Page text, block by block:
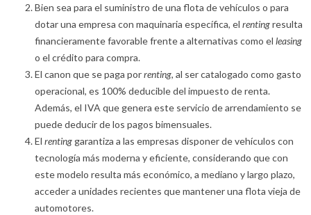
Bien sea para el suministro de una flota de vehículos o para
dotar una empresa con maquinaria específica, el rentingresulta
financieramente favorable frente a alternativas como el leasing
o el crédito para compra.
El canon que se paga porrenting, al ser catalogado como gasto
operacional, es 100% deducible del impuesto de renta.
Además, el IVA que genera este servicio de arrendamiento se
puede deducir de los pagos bimensuales.
El renting garantiza a las empresas disponer de vehículos con
tecnología más moderna y eficiente, considerando que con
este modelo resulta más económico, a mediano y largo plazo,
acceder a unidades recientes que mantener una flota vieja de
automotores.